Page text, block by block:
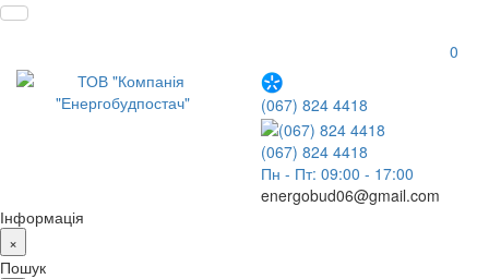
0
(067) 824 4418
(067) 824 4418
Пн - Пт: 09:00 - 17:00
energobud06@gmail.com
Інформація
×
Пошук